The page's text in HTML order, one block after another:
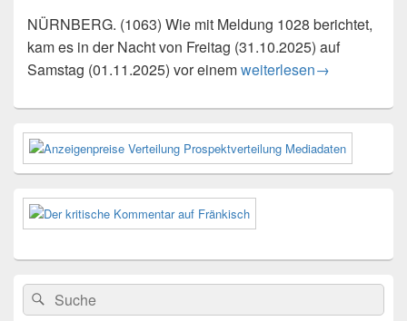
NÜRNBERG. (1063) Wie mit Meldung 1028 berichtet,
kam es in der Nacht von Freitag (31.10.2025) auf
Samstag (01.11.2025) vor einemMann schoss
weiterlesen→
Primärer
Seitenleisten-
Widgetbereich
Suchen
nach:
Suchen